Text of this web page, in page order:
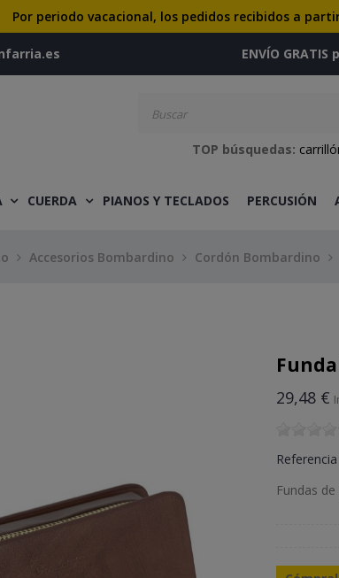
Por periodo vacacional, los pedidos recibidos a
ENVÍO
TOP búsquedas:
CUERDA PIANOS Y TECLADOS PERCUSIÓN
Accesorios Bombardino Cordón Bombardino
29,48 €
Referencia
Fundas